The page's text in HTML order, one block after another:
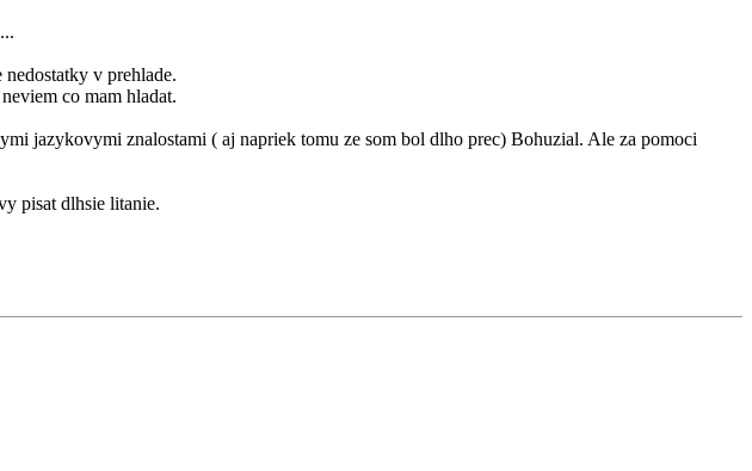
v prehlade.
co mam hladat.
jazykovymi znalostami ( aj napriek tomu ze som bol dlho prec) Bohuzial. Ale za pomoci
pisat dlhsie litanie.